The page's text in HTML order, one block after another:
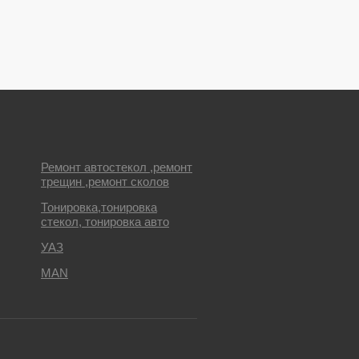
Ремонт автостекол ,ремонт
трещин ,ремонт сколов
Тонировка,тонировка
стекол, тонировка авто
УАЗ
MAN